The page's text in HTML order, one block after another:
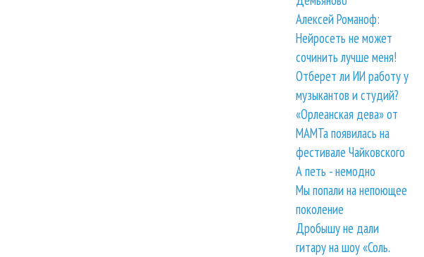
Алексей Романоф:
Нейросеть не может
сочинить лучше меня!
Отберет ли ИИ работу у
музыкантов и студий?
«Орлеанская дева» от
МАМТа появилась на
фестивале Чайковского
А петь - немодно
Мы попали на непоющее
поколение
Дробышу не дали
гитару на шоу «Соль.